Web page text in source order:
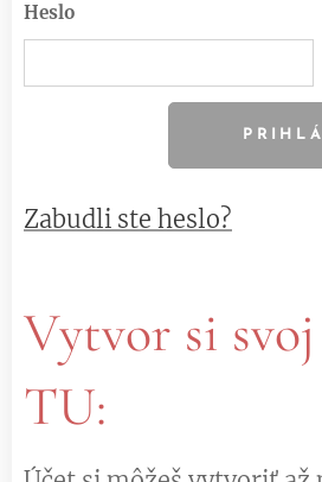
Heslo
Zabudli ste heslo?
Vytvor si
TU: